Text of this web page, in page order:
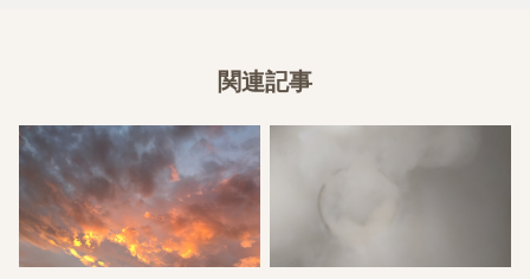
関連記事